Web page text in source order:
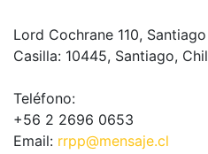
Lord Cochrane 110, Santiago
Casilla: 10445, Santiago,
Teléfono:
+56 2 2696 0653
Email: rrpp@mensaje.cl